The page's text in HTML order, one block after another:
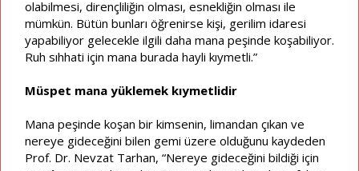
olabilmesi, dirençliliğin olması, esnekliğin olması ile
mümkün. Bütün bunları öğrenirse kişi, gerilim idaresi
yapabiliyor gelecekle ilgili daha mana peşinde koşabiliyor.
Ruh sıhhati için mana burada hayli kıymetli.”
Müspet mana yüklemek kıymetlidir
Mana peşinde koşan bir kimsenin, limandan çıkan ve
nereye gideceğini bilen gemi üzere olduğunu kaydeden
Prof. Dr. Nevzat Tarhan, “Nereye gideceğini bildiği için